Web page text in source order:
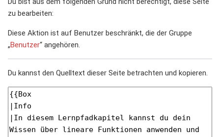
zu bearbeiten:
Diese Aktion ist auf Benutzer beschränkt, die der Gruppe
„Benutzer“ angehören.
Du kannst den Quelltext dieser Seite betrachten und kopieren.